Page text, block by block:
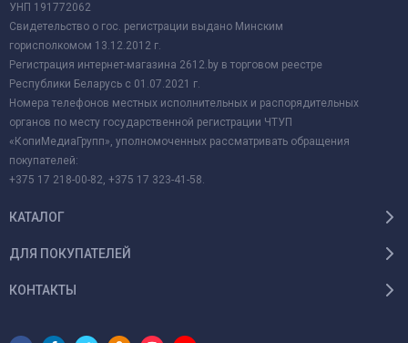
УНП 191772062
Свидетельство о гос. регистрации выдано Минским
горисполкомом 13.12.2012 г.
Регистрация интернет-магазина 2612.by в торговом реестре
Республики Беларусь с 01.07.2021 г.
Номера телефонов местных исполнительных и распорядительных
органов по месту государственной регистрации ЧТУП
«КопиМедиаГрупп», уполномоченных рассматривать обращения
покупателей:
+375 17 218-00-82, +375 17 323-41-58.
КАТАЛОГ
ДЛЯ ПОКУПАТЕЛЕЙ
КОНТАКТЫ